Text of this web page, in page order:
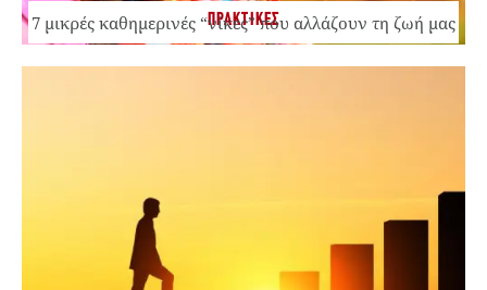
ΠΡΑΚΤΙΚΕΣ
7 μικρές καθημερινές “νίκες” που αλλάζουν τη ζωή μας